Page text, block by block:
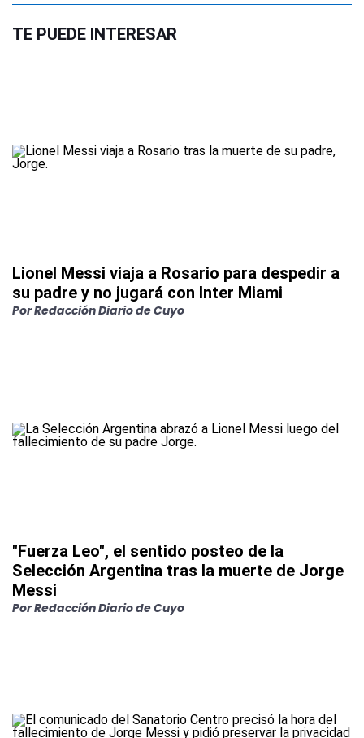
TE PUEDE INTERESAR
Lionel Messi viaja a Rosario para despedir a
su padre y no jugará con Inter Miami
PorRedacción Diario de Cuyo
"Fuerza Leo", el sentido posteo de la
Selección Argentina tras la muerte de Jorge
Messi
PorRedacción Diario de Cuyo